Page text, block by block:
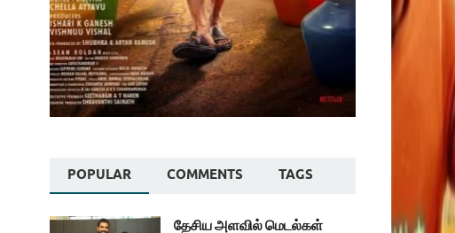
POPULAR COMMENTS TAGS
தேசிய அளவில் மெடல்கள்